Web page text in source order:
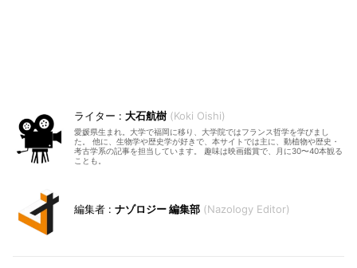
大石航樹 Koki Oishi
愛媛県生まれ。大学で福岡に移り、大学院ではフランス哲学を学びまし
た。 他に、生物学や歴史学が好きで、本サイトでは主に、動植物や歴史・
考古学系の記事を担当しています。 趣味は映画鑑賞で、月に30〜40本観る
ことも。
ナゾロジー 編集部 Nazology Editor